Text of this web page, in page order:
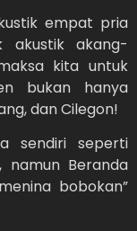
empat pria
akustik akang-
kita untuk
bukan hanya
dan Cilegon!
sendiri seperti
namun Beranda
bobokan”